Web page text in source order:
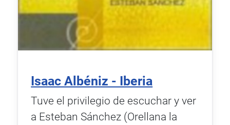
Isaac Albéniz - Iberia
Tuve el privilegio de escuchar y ver
a Esteban Sánchez (Orellana la